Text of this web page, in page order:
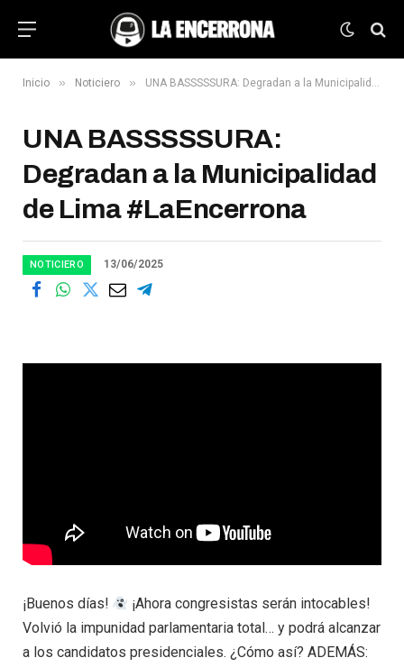
Inicio » Noticiero » UNA BASSSSSURA: Degradan a la Municipalidad de Lima #LaEncerrona
UNA BASSSSSURA:
Degradan a la Municipalidad
de Lima #LaEncerrona
NOTICIERO 13/06/2025
¡Buenos días!
¡Ahora congresistas serán intocables!
Volvió la impunidad parlamentaria total… y podrá alcanzar
a los candidatos presidenciales. ¿Cómo así? ADEMÁS: